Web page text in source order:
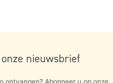
nieuwsbrief